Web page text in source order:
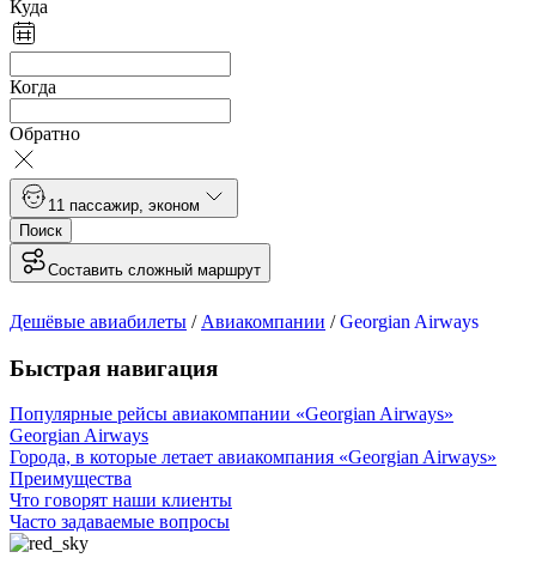
Куда
Когда
Обратно
1 1 пассажир эконом
Поиск
Составить сложный маршрут
Дешёвые авиабилеты / Авиакомпании /Georgian Airways
Быстрая навигация
Популярные рейсы авиакомпании «Georgian Airways»
Georgian Airways
Города, в которые летает авиакомпания «Georgian Airways»
Преимущества
Что говорят наши клиенты
Часто задаваемые вопросы